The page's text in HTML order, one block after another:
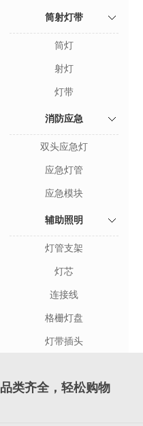
筒射灯带
筒灯
射灯
灯带
消防应急
双头应急灯
应急灯管
应急模块
辅助照明
灯管支架
灯芯
连接线
格栅灯盘
灯带插头
品类齐全，轻松购物